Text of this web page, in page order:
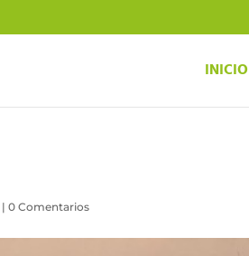
INICIO
|0 Comentarios